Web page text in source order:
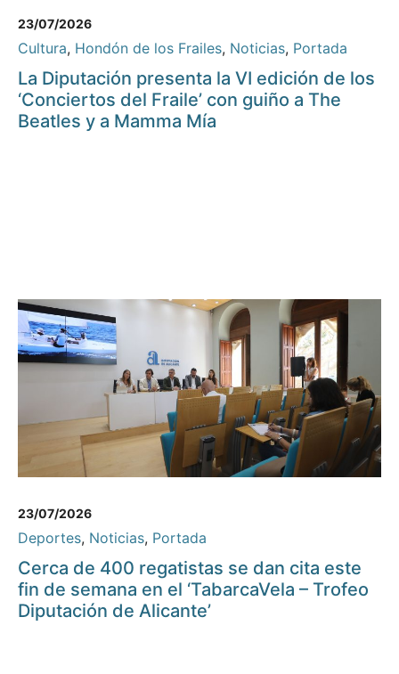
23/07/2026
Cultura, Hondón de los Frailes, Noticias, Portada
La Diputación presenta la VI edición de los
‘Conciertos del Fraile’ con guiño a The
Beatles y a Mamma Mía
23/07/2026
Deportes, Noticias, Portada
Cerca de 400 regatistas se dan cita este
fin de semana en el ‘TabarcaVela – Trofeo
Diputación de Alicante’